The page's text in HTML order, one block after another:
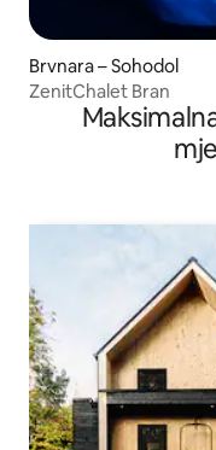
Brvnara – Sohodol
ZenitChalet Bran